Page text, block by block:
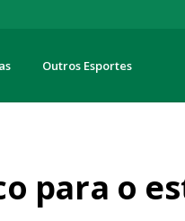
Outros Esportes
para o